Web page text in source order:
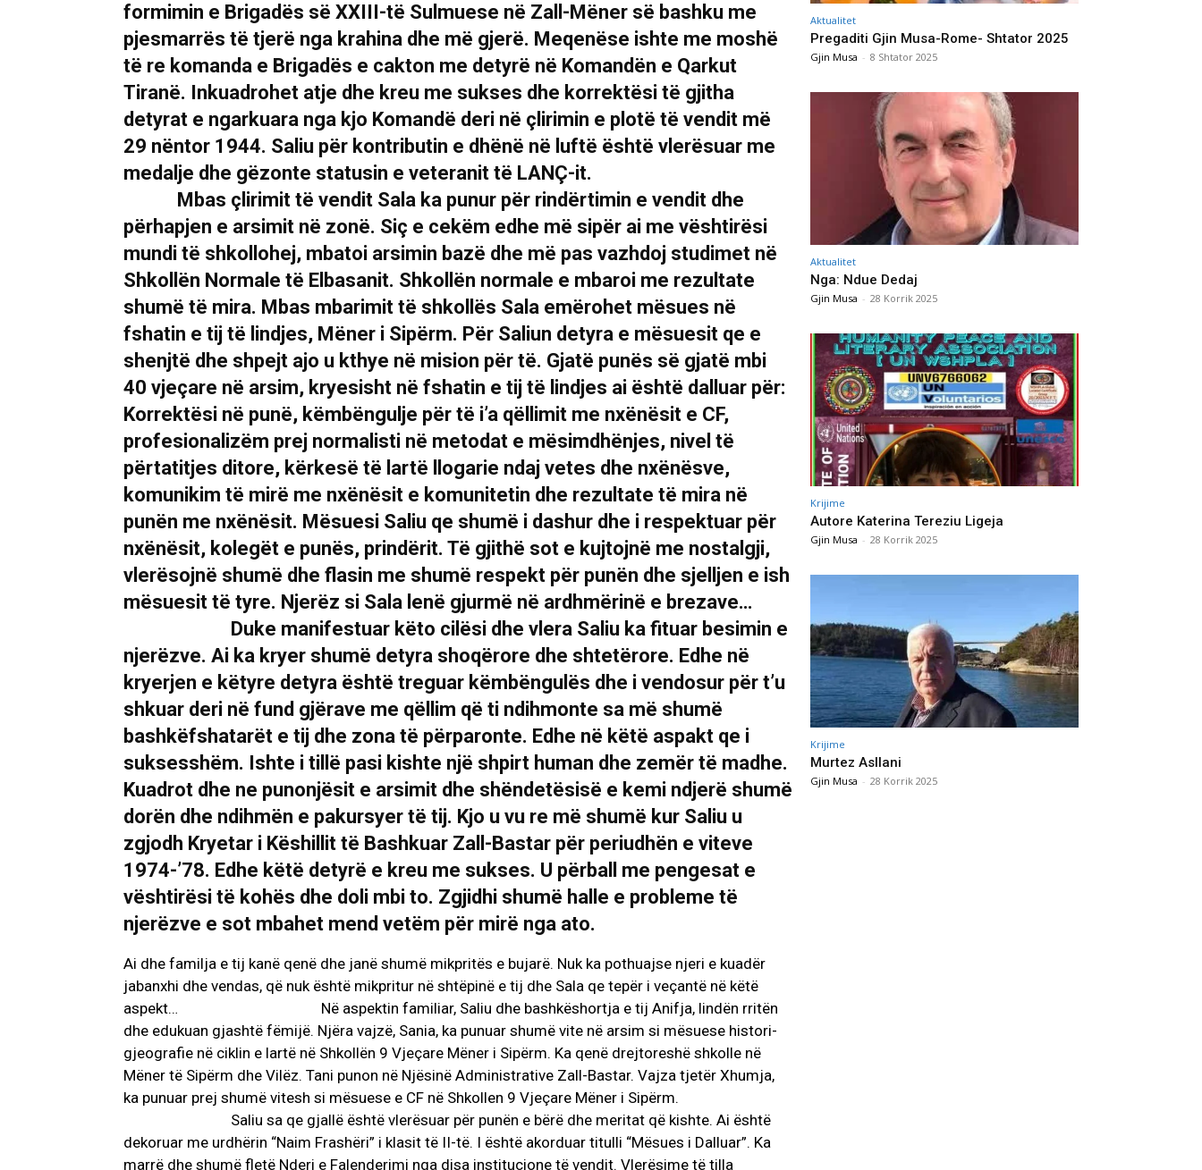
formimin e Brigadës së XXIII-të Sulmuese në Zall-Mëner së bashku me
pjesmarrës të tjerë nga krahina dhe më gjerë. Meqenëse ishte me moshë
të re komanda e Brigadës e cakton me detyrë në Komandën e Qarkut
Tiranë. Inkuadrohet atje dhe kreu me sukses dhe korrektësi të gjitha
detyrat e ngarkuara nga kjo Komandë deri në çlirimin e plotë të vendit më
29 nëntor 1944. Saliu për kontributin e dhënë në luftë është vlerësuar me
medalje dhe gëzonte statusin e veteranit të LANÇ-it.
Mbas çlirimit të vendit Sala ka punur për rindërtimin e vendit dhe
përhapjen e arsimit në zonë. Siç e cekëm edhe më sipër ai me vështirësi
mundi të shkollohej, mbatoi arsimin bazë dhe më pas vazhdoj studimet në
Shkollën Normale të Elbasanit. Shkollën normale e mbaroi me rezultate
shumë të mira. Mbas mbarimit të shkollës Sala emërohet mësues në
fshatin e tij të lindjes, Mëner i Sipërm. Për Saliun detyra e mësuesit qe e
shenjtë dhe shpejt ajo u kthye në mision për të. Gjatë punës së gjatë mbi
40 vjeçare në arsim, kryesisht në fshatin e tij të lindjes ai është dalluar për:
Korrektësi në punë, këmbëngulje për të i’a qëllimit me nxënësit e CF,
profesionalizëm prej normalisti në metodat e mësimdhënjes, nivel të
përtatitjes ditore, kërkesë të lartë llogarie ndaj vetes dhe nxënësve,
komunikim të mirë me nxënësit e komunitetin dhe rezultate të mira në
punën me nxënësit. Mësuesi Saliu qe shumë i dashur dhe i respektuar për
nxënësit, kolegët e punës, prindërit. Të gjithë sot e kujtojnë me nostalgji,
vlerësojnë shumë dhe flasin me shumë respekt për punën dhe sjelljen e ish
mësuesit të tyre. Njerëz si Sala lenë gjurmë në ardhmërinë e brezave…
Duke manifestuar këto cilësi dhe vlera Saliu ka fituar besimin e
njerëzve. Ai ka kryer shumë detyra shoqërore dhe shtetërore. Edhe në
kryerjen e këtyre detyra është treguar këmbëngulës dhe i vendosur për t’u
shkuar deri në fund gjërave me qëllim që ti ndihmonte sa më shumë
bashkëfshatarët e tij dhe zona të përparonte. Edhe në këtë aspakt qe i
suksesshëm. Ishte i tillë pasi kishte një shpirt human dhe zemër të madhe.
Kuadrot dhe ne punonjësit e arsimit dhe shëndetësisë e kemi ndjerë shumë
dorën dhe ndihmën e pakursyer të tij. Kjo u vu re më shumë kur Saliu u
zgjodh Kryetar i Këshillit të Bashkuar Zall-Bastar për periudhën e viteve
1974-’78. Edhe këtë detyrë e kreu me sukses. U përball me pengesat e
vështirësi të kohës dhe doli mbi to. Zgjidhi shumë halle e probleme të
njerëzve e sot mbahet mend vetëm për mirë nga ato.
Ai dhe familja e tij kanë qenë dhe janë shumë mikpritës e bujarë. Nuk ka pothuajse njeri e kuadër
jabanxhi dhe vendas, që nuk është mikpritur në shtëpinë e tij dhe Sala qe tepër i veçantë në këtë
aspekt… Në aspektin familiar, Saliu dhe bashkëshortja e tij Anifja, lindën rritën
dhe edukuan gjashtë fëmijë. Njëra vajzë, Sania, ka punuar shumë vite në arsim si mësuese histori-
gjeografie në ciklin e lartë në Shkollën 9 Vjeçare Mëner i Sipërm. Ka qenë drejtoreshë shkolle në
Mëner të Sipërm dhe Vilëz. Tani punon në Njësinë Administrative Zall-Bastar. Vajza tjetër Xhumja,
ka punuar prej shumë vitesh si mësuese e CF në Shkollen 9 Vjeçare Mëner i Sipërm.
Saliu sa qe gjallë është vlerësuar për punën e bërë dhe meritat që kishte. Ai është
dekoruar me urdhërin “Naim Frashëri” i klasit të II-të. I është akorduar titulli “Mësues i Dalluar”. Ka
marrë dhe shumë fletë Nderi e Falenderimi nga disa institucione të vendit. Vlerësime të tilla
Aktualitet
Pregaditi Gjin Musa-Rome- Shtator 2025
Gjin Musa - 8 Shtator 2025
Aktualitet
Nga: Ndue Dedaj
Gjin Musa - 28 Korrik 2025
Krijime
Autore Katerina Tereziu Ligeja
Gjin Musa - 28 Korrik 2025
Krijime
Murtez Asllani
Gjin Musa - 28 Korrik 2025